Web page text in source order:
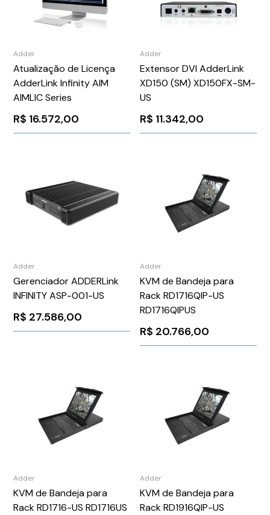
Adder
Atualização de Licença
AdderLink Infinity AIM
AIMLIC Series
R$ 16.572,00
Adder
Extensor DVI AdderLink
XD150 (SM) XD150FX-SM-
US
R$ 11.342,00
Adder
Gerenciador ADDERLink
INFINITY ASP-001-US
R$ 27.586,00
Adder
KVM de Bandeja para
Rack RD1716QIP-US
RD1716QIPUS
R$ 20.766,00
Adder
KVM de Bandeja para
Rack RD1716-US RD1716US
Adder
KVM de Bandeja para
Rack RD1916QIP-US